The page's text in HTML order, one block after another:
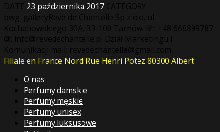
DATE 23 października 2017 CATEGORY
bwg_galleryReve de Chantelle Sp z o.o. ul.
Kochanowskiego 30A, 33-100 Tarnów ☏: +48 668899787
@: info@revedechantelle.pl Dział Marketingu i
Komunikacji mail: revedechantelle@gmail.com
Filiale en France Nord Rue Henri Potez 80300 Albert
O nas
Perfumy damskie
Perfumy męskie
Perfumy unisex
Perfumy luksusowe